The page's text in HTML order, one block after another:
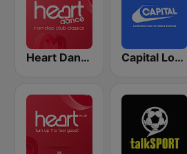
Heart Dance Capital London